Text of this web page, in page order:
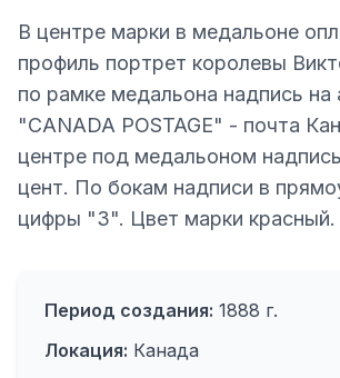
В центре марки в медальоне
профиль портрет королевы
по рамке медальона надпись на
"CANADA POSTAGE" - почта
центре под медальоном
цент. По бокам надписи в
цифры "3". Цвет марки красный.
Период создания: 1888 г.
Локация: Канада